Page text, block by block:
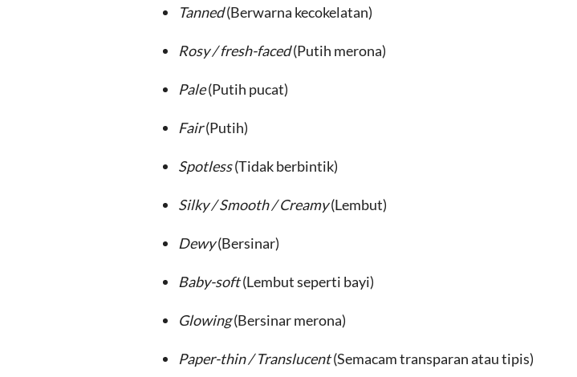
Tanned(Berwarna kecokelatan)
Rosy / fresh-faced(Putih merona)
Pale(Putih pucat)
Fair(Putih)
Spotless(Tidak berbintik)
Silky / Smooth / Creamy(Lembut)
Dewy(Bersinar)
Baby-soft(Lembut seperti bayi)
Glowing(Bersinar merona)
Paper-thin / Translucent(Semacam transparan atau tipis)